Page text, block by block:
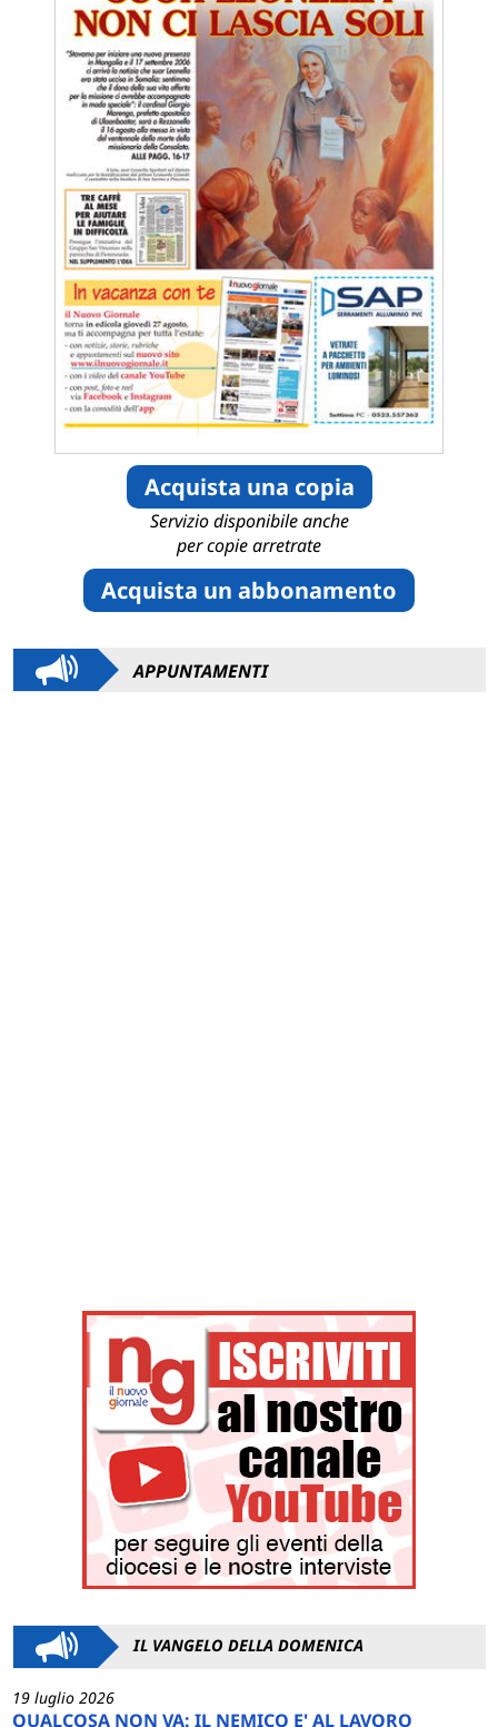
Acquista una copia
Servizio disponibile anche
per copie arretrate
Acquista un abbonamento
APPUNTAMENTI
IL VANGELO DELLA DOMENICA
19 luglio 2026
QUALCOSA NON VA: IL NEMICO E' AL LAVORO